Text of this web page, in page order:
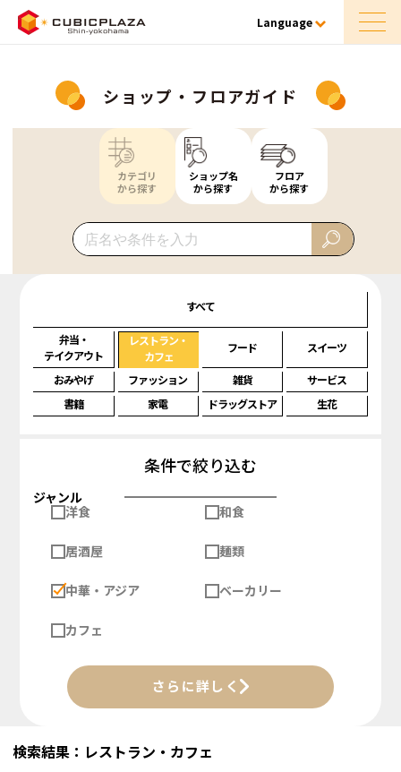
Language
ショップ・フロアガイド
カテゴリ
から探す
ショップ名
から探す
フロア
から探す
すべて
弁当・
テイクアウト
レストラン・
カフェ
フード スイーツ
おみやげ ファッション 雑貨
サービス
書籍
家電 ドラッグストア 生花
条件で絞り込む
ジャンル
洋食
和食
居酒屋 麺類
中華・アジア ベーカリー
カフェ
さらに詳しく
検索結果：レストラン・カフェ